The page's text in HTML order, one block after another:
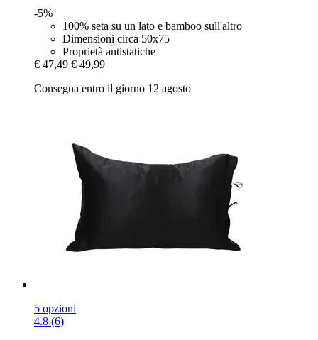
-5%
100% seta su un lato e bamboo sull'altro
Dimensioni circa 50x75
Proprietà antistatiche
€ 47,49 € 49,99
Consegna entro il giorno 12 agosto
5 opzioni
4.8 (6)